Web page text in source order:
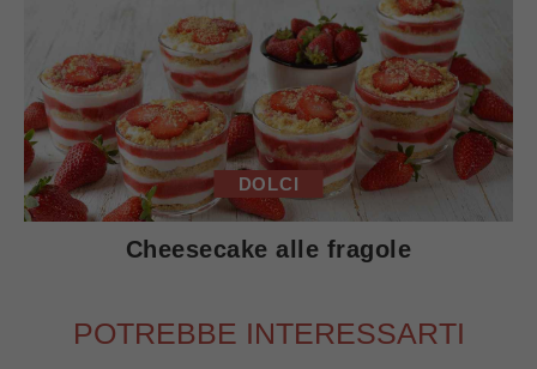
DOLCI
Cheesecake alle fragole
POTREBBE INTERESSARTI